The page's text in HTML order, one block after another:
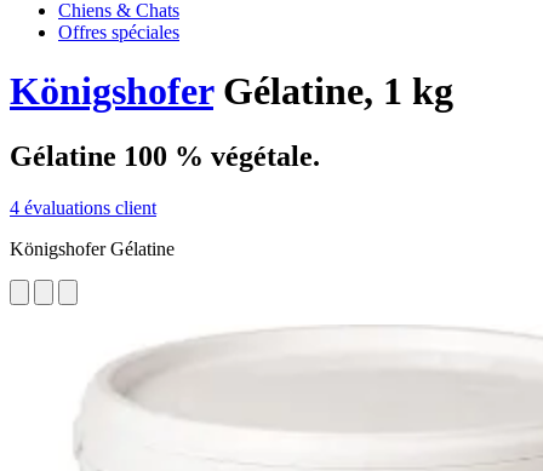
Chiens & Chats
Offres spéciales
KönigshoferGélatine, 1 kg
Gélatine 100 % végétale.
4 évaluations client
Königshofer Gélatine